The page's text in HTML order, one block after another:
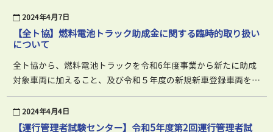
2024年4月7日
【全ト協】燃料電池トラック助成金に関する臨時的取り扱い
について
全ト協から、燃料電池トラックを令和6年度事業から新たに助成
対象車両に加えること、及び令和５年度の新規新車登録車両を遡
って助成対象とする旨の連絡がありましたのでお知らせします。
（対象事業者は中小企業者） 詳しくは…
2024年4月4日
【運行管理者試験センター】令和5年度第2回運行管理者試